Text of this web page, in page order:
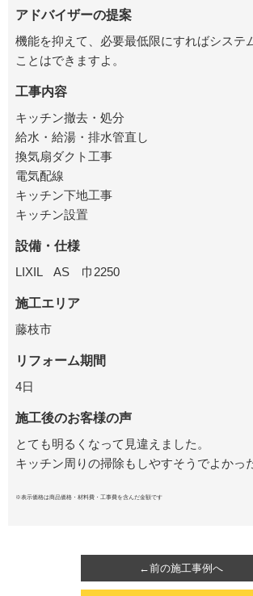
アドバイザーの提案
機能を抑えて、必要最低限にすればシステ
ことはできますよ。
工事内容
キッチン撤去・処分
給水・給湯・排水管直し
換気扇ダクト工事
電気配線
キッチン下地工事
キッチン設置
設備・仕様
LIXIL AS 巾2250
施工エリア
藤枝市
リフォーム期間
4日
施工後のお客様の声
とても明るくなって見違えました。
キッチン周りの掃除もしやすそうでよかっ
※表示価格は商品価格・材料費・工事費を含んだ金額です
←前の施工事例へ